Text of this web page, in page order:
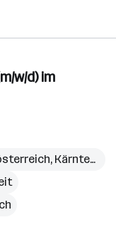
w/d) im
, Kärnten